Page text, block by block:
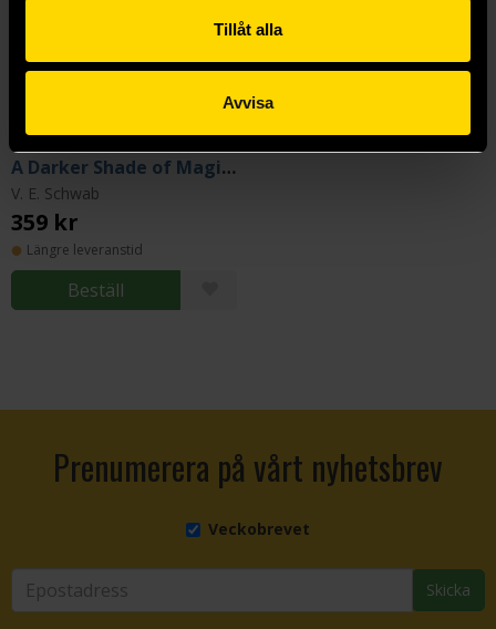
Tillåt alla
Avvisa
A Darker Shade of Magic (Collector'S Edition)
V. E. Schwab
359 kr
Längre leveranstid
Beställ
Prenumerera på vårt nyhetsbrev
Veckobrevet
Skicka